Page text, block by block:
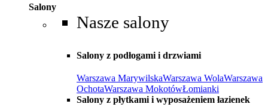
Salony
Nasze salony
Salony z podłogami i drzwiami
Warszawa MarywilskaWarszawa WolaWarszawa
OchotaWarszawa MokotówŁomianki
Salony z płytkami i wyposażeniem łazienek